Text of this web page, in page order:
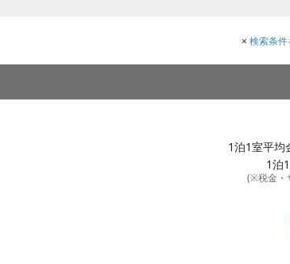
× 検索条
1泊1室平均
1泊
(※税金・